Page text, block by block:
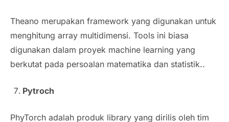
Theano merupakan framework yang digunakan untuk
menghitung array multidimensi. Tools ini biasa
digunakan dalam proyek machine learning yang
berkutat pada persoalan matematika dan statistik..
Pytroch
PhyTorch adalah produk library yang dirilis oleh tim